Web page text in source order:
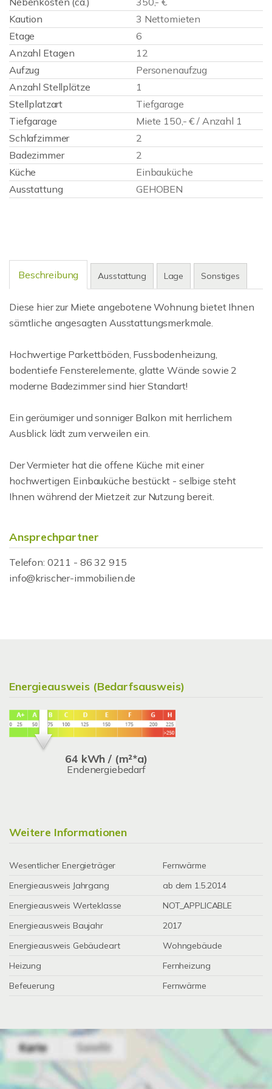
Kaution
3 Nettomieten
Etage
6
Anzahl Etagen
12
Aufzug
Personenaufzug
Anzahl Stellplätze
1
Stellplatzart
Tiefgarage
Tiefgarage
Miete 150,- € / Anzahl 1
Schlafzimmer
2
Badezimmer
2
Küche
Einbauküche
Ausstattung
GEHOBEN
Beschreibung Ausstattung Lage Sonstiges
Diese hier zur Miete angebotene Wohnung bietet Ihnen
sämtliche angesagten Ausstattungsmerkmale.
Hochwertige Parkettböden, Fussbodenheizung,
bodentiefe Fensterelemente, glatte Wände sowie 2
moderne Badezimmer sind hier Standart!
Ein geräumiger und sonniger Balkon mit herrlichem
Ausblick lädt zum verweilen ein.
Der Vermieter hat die offene Küche mit einer
hochwertigen Einbauküche bestückt - selbige steht
Ihnen während der Mietzeit zur Nutzung bereit.
Ansprechpartner
Telefon: 0211 - 86 32 915
info@krischer-immobilien.de
Energieausweis (Bedarfsausweis)
64 kWh / (m²*a)
Endenergiebedarf
Weitere Informationen
Wesentlicher Energieträger
Fernwärme
Energieausweis Jahrgang
ab dem 1.5.2014
Energieausweis Werteklasse
NOT_APPLICABLE
Energieausweis Baujahr
2017
Energieausweis Gebäudeart
Wohngebäude
Heizung
Fernheizung
Befeuerung
Fernwärme